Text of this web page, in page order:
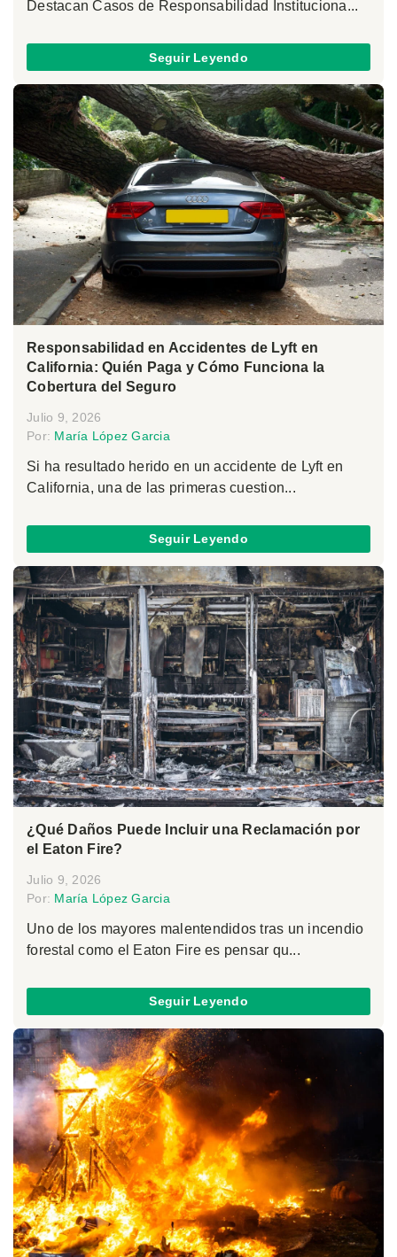
Destacan Casos de Responsabilidad Instituciona...
Seguir Leyendo
Responsabilidad en Accidentes de Lyft en
California: Quién Paga y Cómo Funciona la
Cobertura del Seguro
Julio 9, 2026
Por: María López Garcia
Si ha resultado herido en un accidente de Lyft en
California, una de las primeras cuestion...
Seguir Leyendo
¿Qué Daños Puede Incluir una Reclamación por
el Eaton Fire?
Julio 9, 2026
Por: María López Garcia
Uno de los mayores malentendidos tras un incendio
forestal como el Eaton Fire es pensar qu...
Seguir Leyendo